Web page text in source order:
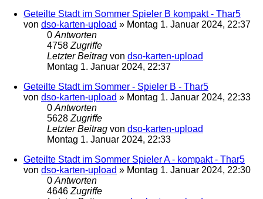
Geteilte Stadt im Sommer Spieler B kompakt - Thar5
von dso-karten-upload » Montag 1. Januar 2024, 22:37
0Antworten
4758Zugriffe
Letzter Beitrag von dso-karten-upload
Montag 1. Januar 2024, 22:37
Geteilte Stadt im Sommer - Spieler B - Thar5
von dso-karten-upload » Montag 1. Januar 2024, 22:33
0Antworten
5628Zugriffe
Letzter Beitrag von dso-karten-upload
Montag 1. Januar 2024, 22:33
Geteilte Stadt im Sommer Spieler A - kompakt - Thar5
von dso-karten-upload » Montag 1. Januar 2024, 22:30
0Antworten
4646Zugriffe